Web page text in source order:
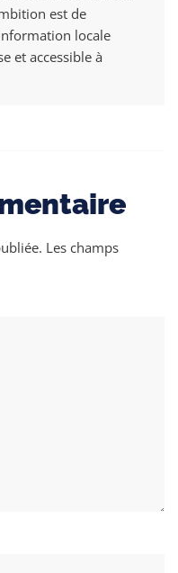
est de
locale
et accessible à
Les champs